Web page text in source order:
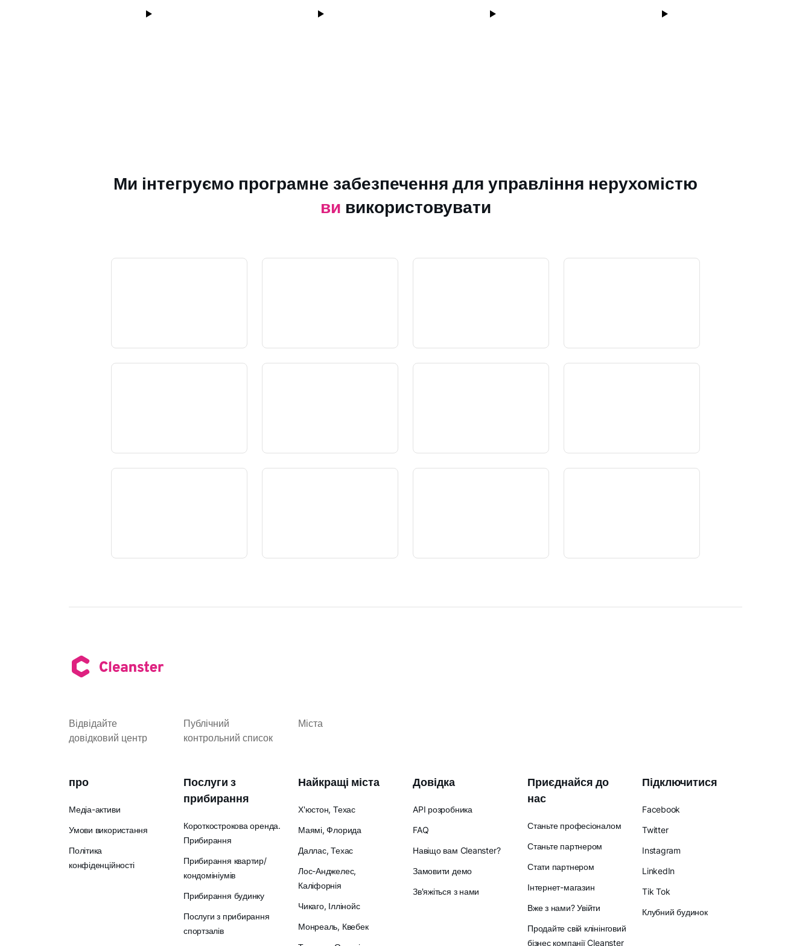
Ми інтегруємо програмне забезпечення для управління нерухомістю
ви використовувати
Відвідайте
довідковий центр
Публічний
контрольний список
Міста
про
Медіа-активи
Умови використання
Політика
конфіденційності
Послуги з
прибирання
Короткострокова оренда.
Прибирання
Прибирання квартир/
кондомініумів
Прибирання будинку
Послуги з прибирання
спортзалів
Найкращі міста
Х'юстон, Техас
Маямі, Флорида
Даллас, Техас
Лос-Анджелес,
Каліфорнія
Чикаго, Іллінойс
Монреаль, Квебек
Довідка
API розробника
FAQ
Навіщо вам Cleanster?
Замовити демо
Зв'яжіться з нами
Приєднайся до
нас
Станьте професіоналом
Станьте партнером
Стати партнером
Інтернет-магазин
Вже з нами? Увійти
Продайте свій клінінговий
бізнес компанії Cleanster
Підключитися
Facebook
Twitter
Instagram
LinkedIn
Tik Tok
Клубний будинок